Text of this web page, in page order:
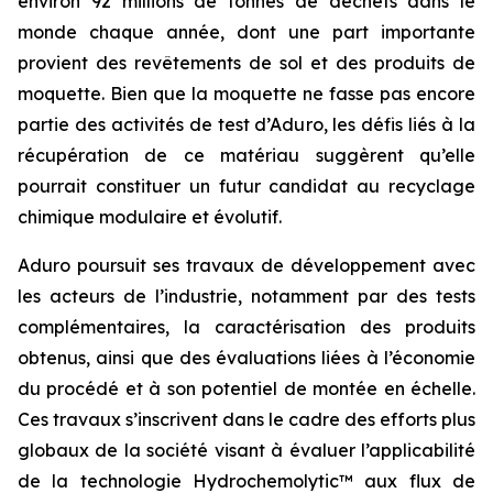
monde chaque année, dont une part importante
provient des revêtements de sol et des produits de
moquette. Bien que la moquette ne fasse pas encore
partie des activités de test d’Aduro, les défis liés à la
récupération de ce matériau suggèrent qu’elle
pourrait constituer un futur candidat au recyclage
chimique modulaire et évolutif.
Aduro poursuit ses travaux de développement avec
les acteurs de l’industrie, notamment par des tests
complémentaires, la caractérisation des produits
obtenus, ainsi que des évaluations liées à l’économie
du procédé et à son potentiel de montée en échelle.
Ces travaux s’inscrivent dans le cadre des efforts plus
globaux de la société visant à évaluer l’applicabilité
de la technologie Hydrochemolytic™ aux flux de